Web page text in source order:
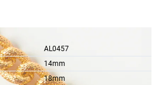
AL0457
14mm
18mm